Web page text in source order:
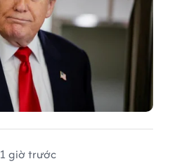
1 giờ trước